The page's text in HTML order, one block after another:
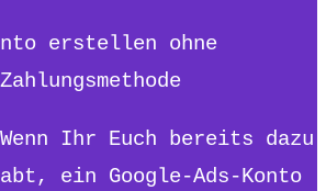
erstellen ohne
Ihr Euch bereits dazu
ein Google-Ads-Konto